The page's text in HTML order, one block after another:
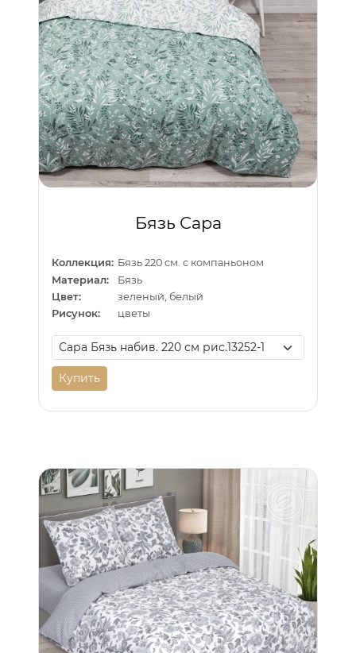
Бязь Сара
Коллекция: Бязь 220 см. с компаньоном
Материал:
Бязь
Цвет:
зеленый, белый
Рисунок:
цветы
Купить